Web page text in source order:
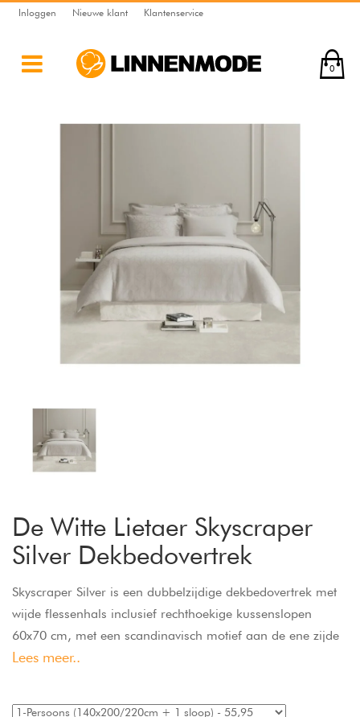
Inloggen Nieuwe klant Klantenservice
0
De Witte Lietaer Skyscraper
Silver Dekbedovertrek
Skyscraper Silver is een dubbelzijdige dekbedovertrek met
wijde flessenhals inclusief rechthoekige kussenslopen
60x70 cm, met een scandinavisch motief aan de ene zijde
en uni aan de andere zijde. Het dekbed en de
gebruikt. Jacquard bedlinnen in 100% katoen-satijn.
Lees meer..